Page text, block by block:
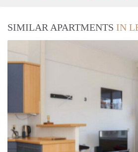
SIMILAR APARTMENTS IN